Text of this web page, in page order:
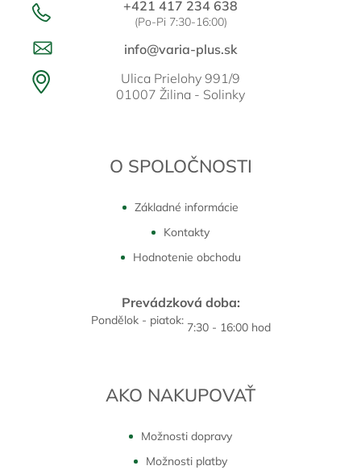
+421 417 234 638
(Po-Pi 7:30-16:00)
info@varia-plus.sk
Ulica Prielohy 991/9
01007 Žilina - Solinky
O SPOLOČNOSTI
Základné informácie
Kontakty
Hodnotenie obchodu
Prevádzková doba:
Pondělok - piatok: 7:30 - 16:00 hod
AKO NAKUPOVAŤ
Možnosti dopravy
Možnosti platby